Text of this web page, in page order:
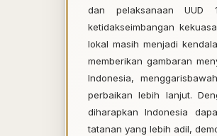
dan pelaksanaan UUD
ketidakseimbangan
lokal masih menjadi
memberikan gambaran
Indonesia,
perbaikan lebih lanjut.
diharapkan Indonesia
tatanan yang lebih adil,